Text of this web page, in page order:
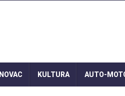
NOVAC KULTURA AUTO-